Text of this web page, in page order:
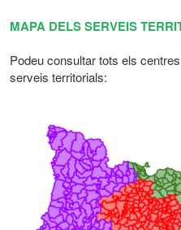
MAPA DELS SERVEIS
Podeu consultar tots els
serveis territorials: